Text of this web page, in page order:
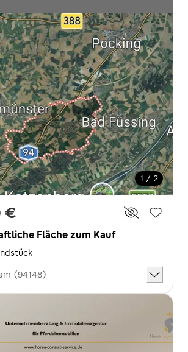
1 / 2
€
Fläche zum Kauf
(94148)